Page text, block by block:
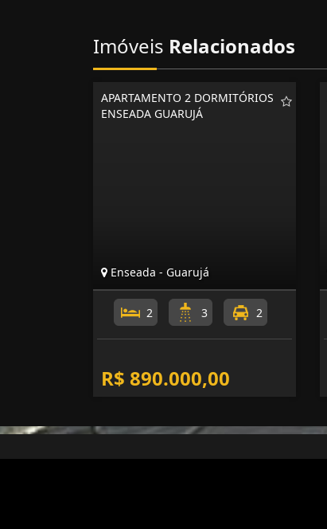
Imóveis Relacionados
APARTAMENTO 2 DORMITÓRIOS
ENSEADA GUARUJÁ
Enseada - Guarujá
2 3 2
R$ 890.000,00